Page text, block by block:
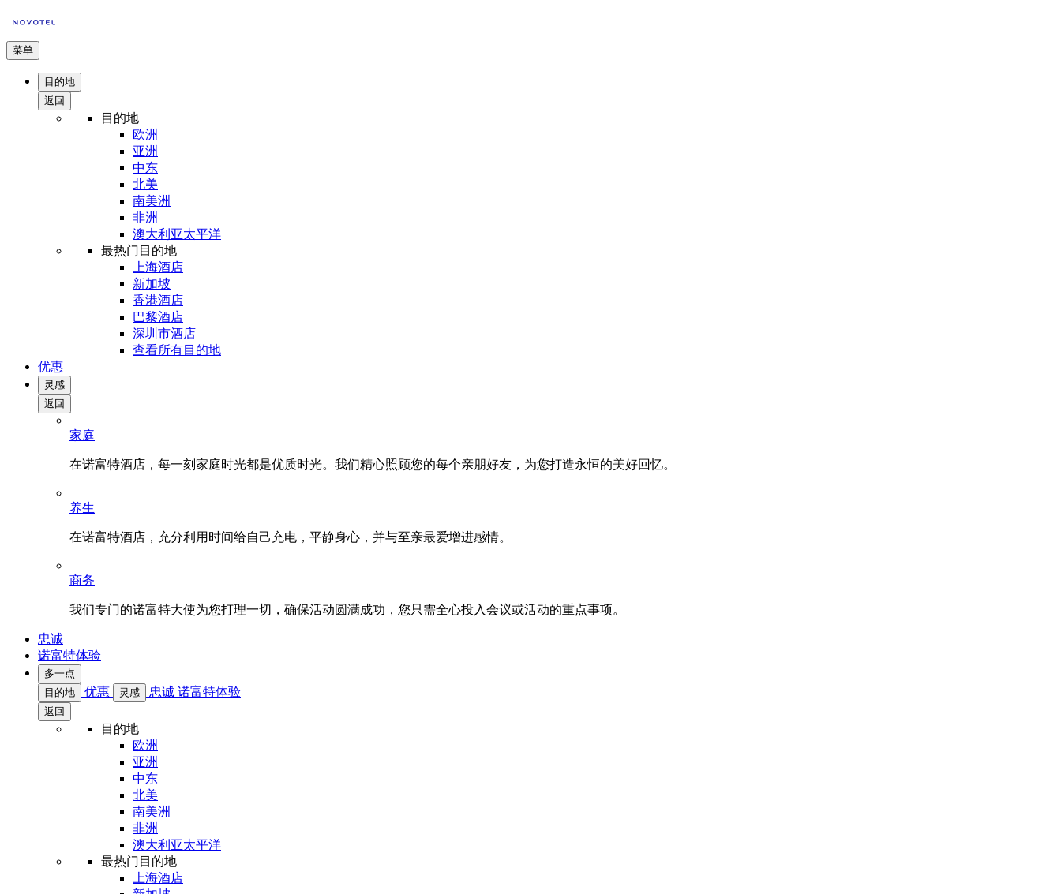
菜单
目的地
返回
目的地
欧洲
亚洲
中东
北美
南美洲
非洲
澳大利亚太平洋
最热门目的地
上海酒店
新加坡
香港酒店
巴黎酒店
深圳市酒店
查看所有目的地
优惠
灵感
返回
家庭
在诺富特酒店，每一刻家庭时光都是优质时光。我们精心照顾您的每个亲朋好友，为您打造永恒的美好回忆。
养生
在诺富特酒店，充分利用时间给自己充电，平静身心，并与至亲最爱增进感情。
商务
我们专门的诺富特大使为您打理一切，确保活动圆满成功，您只需全心投入会议或活动的重点事项。
忠诚
诺富特体验
多一点
目的地
优惠 灵感 忠诚 诺富特体验
返回
目的地
欧洲
亚洲
中东
北美
南美洲
非洲
澳大利亚太平洋
最热门目的地
上海酒店